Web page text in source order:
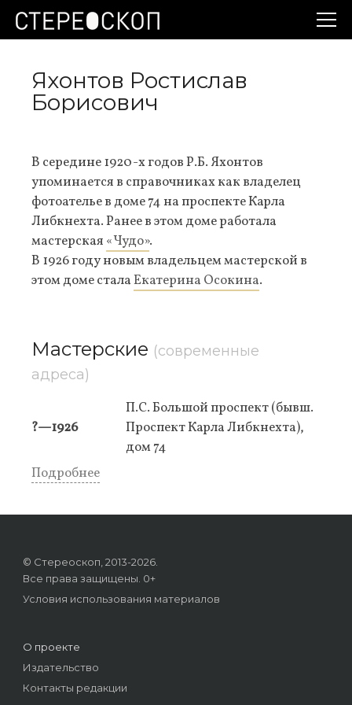
Яхонтов Ростислав
Борисович
В середине 1920-х годов Р.Б. Яхонтов
упоминается в справочниках как владелец
фотоателье в доме 74 на проспекте Карла
Либкнехта. Ранее в этом доме работала
мастерская «Чудо».
В 1926 году новым владельцем мастерской в
этом доме сталаЕкатерина Осокина.
Мастерские (современные
адреса)
?—1926
П.С. Большой проспект (бывш.
Проспект Карла Либкнехта),
дом 74
Подробнее
© Стереоскоп, 2013-2026.
Все права защищены. 0+
Условия использования материалов
О проекте
Издательство
Контакты редакции